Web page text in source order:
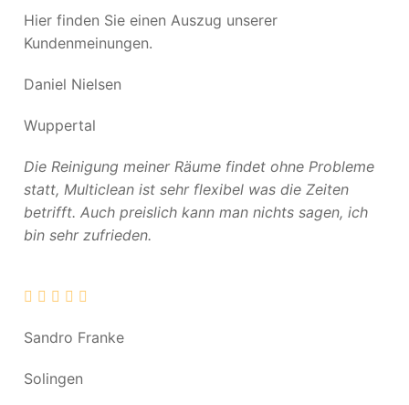
Hier finden Sie einen Auszug unserer
Kundenmeinungen.
Daniel Nielsen
Wuppertal
Die Reinigung meiner Räume findet ohne Probleme
statt, Multiclean ist sehr flexibel was die Zeiten
betrifft. Auch preislich kann man nichts sagen, ich
bin sehr zufrieden.
Sandro Franke
Solingen